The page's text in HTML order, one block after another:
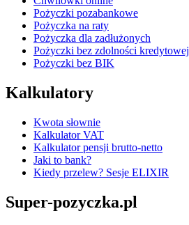
Pożyczki pozabankowe
Pożyczka na raty
Pożyczka dla zadłużonych
Pożyczki bez zdolności kredytowej
Pożyczki bez BIK
Kalkulatory
Kwota słownie
Kalkulator VAT
Kalkulator pensji brutto-netto
Jaki to bank?
Kiedy przelew? Sesje ELIXIR
Super-pozyczka.pl